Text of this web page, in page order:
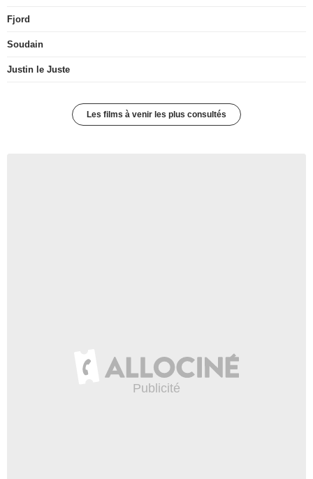
Fjord
Soudain
Justin le Juste
Les films à venir les plus consultés